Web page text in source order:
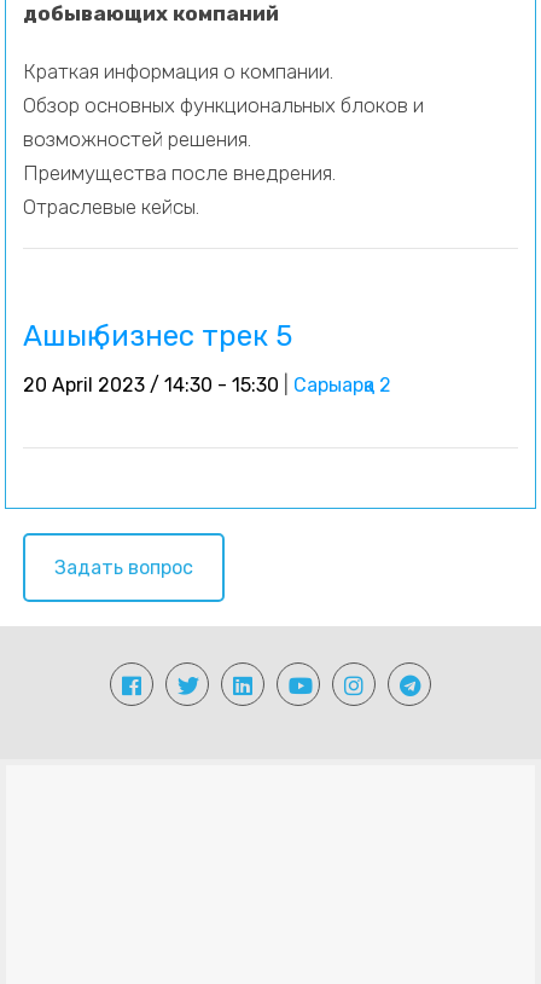
добывающих компаний
Краткая информация о компании.
Обзор основных функциональных блоков и
возможностей решения.
Преимущества после внедрения.
Отраслевые кейсы.
Ашық бизнес трек 5
20 April 2023 / 14:30 - 15:30 Сарыарқа 2
Задать вопрос